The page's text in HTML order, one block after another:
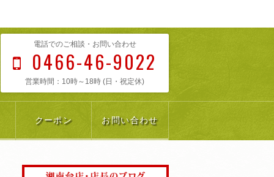
電話でのご相談・お問い合わせ
0466-46-9022
営業時間：10時～18時 (日・祝定休)
クーポン お問い合わせ